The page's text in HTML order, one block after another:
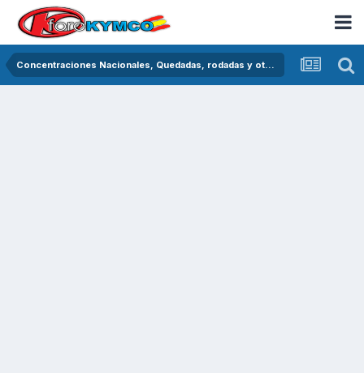
Concentraciones Nacionales, Quedadas, rodadas y otras crónicas del asfalto